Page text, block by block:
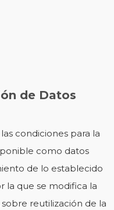
de Datos
condiciones para la
como datos
de lo establecido
la que se modifica la
reutilización de la